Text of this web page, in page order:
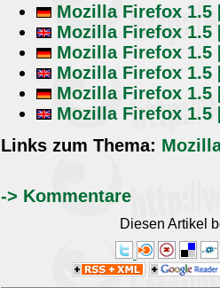
Mozilla Firefox 1.5
Mozilla Firefox 1.5
Mozilla Firefox 1.5
Mozilla Firefox 1.5
Mozilla Firefox 1.5
Mozilla Firefox 1.5
Links zum Thema:
-> Kommentare
Diesen Artikel